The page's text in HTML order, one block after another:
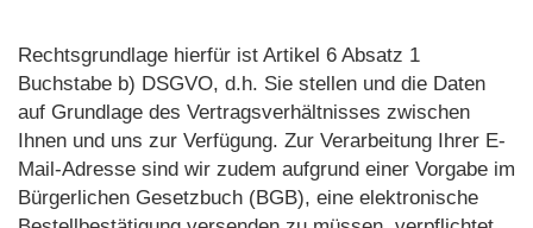
Rechtsgrundlage hierfür ist Artikel 6 Absatz 1
Buchstabe b) DSGVO, d.h. Sie stellen und die Daten
auf Grundlage des Vertragsverhältnisses zwischen
Ihnen und uns zur Verfügung. Zur Verarbeitung Ihrer E-
Mail-Adresse sind wir zudem aufgrund einer Vorgabe im
Bürgerlichen Gesetzbuch (BGB), eine elektronische